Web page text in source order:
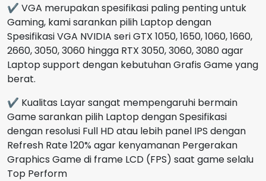
✔ VGA merupakan spesifikasi paling penting untuk
Gaming, kami sarankan pilih Laptop dengan
Spesifikasi VGA NVIDIA seri GTX 1050, 1650, 1060, 1660,
2660, 3050, 3060 hingga RTX 3050, 3060, 3080 agar
Laptop support dengan kebutuhan Grafis Game yang
berat.
✔ Kualitas Layar sangat mempengaruhi bermain
Game sarankan pilih Laptop dengan Spesifikasi
dengan resolusi Full HD atau lebih panel IPS dengan
Refresh Rate 120% agar kenyamanan Pergerakan
Graphics Game di frame LCD (FPS) saat game selalu
Top Perform